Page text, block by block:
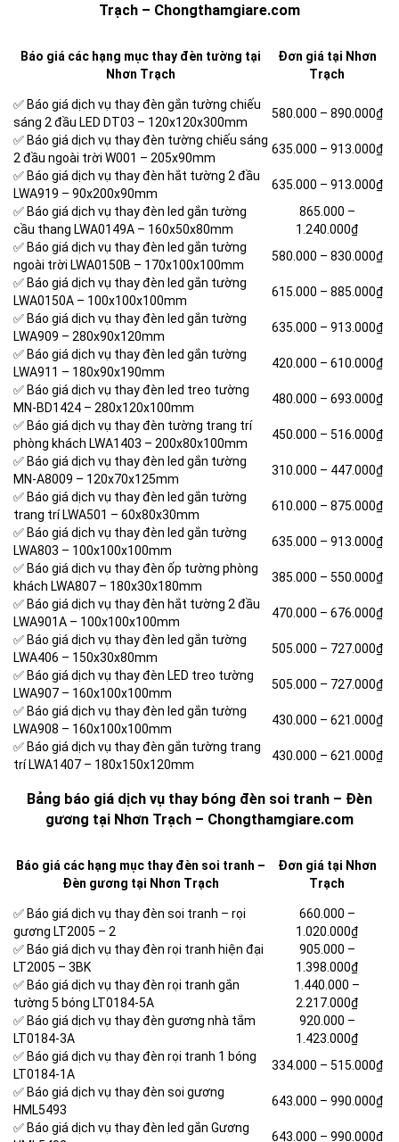
Trạch – Chongthamgiare.com
Báo giá các hạng mục thay đèn tường tại
Nhơn Trạch
Đơn giá tại Nhơn
Trạch
✅ Báo giá dịch vụ thay đèn gắn tường chiếu
sáng 2 đầu LED DT03 – 120x120x300mm
580.000 – 890.000₫
✅ Báo giá dịch vụ thay đèn tường chiếu sáng
2 đầu ngoài trời W001 – 205x90mm
635.000 – 913.000₫
✅ Báo giá dịch vụ thay đèn hắt tường 2 đầu
LWA919 – 90x200x90mm
635.000 – 913.000₫
✅ Báo giá dịch vụ thay đèn led gắn tường
cầu thang LWA0149A – 160x50x80mm
865.000 –
1.240.000₫
✅ Báo giá dịch vụ thay đèn led gắn tường
ngoài trời LWA0150B – 170x100x100mm
580.000 – 830.000₫
✅ Báo giá dịch vụ thay đèn led gắn tường
LWA0150A – 100x100x100mm
615.000 – 885.000₫
✅ Báo giá dịch vụ thay đèn led gắn tường
LWA909 – 280x90x120mm
635.000 – 913.000₫
✅ Báo giá dịch vụ thay đèn led gắn tường
LWA911 – 180x90x190mm
420.000 – 610.000₫
✅ Báo giá dịch vụ thay đèn led treo tường
MN-BD1424 – 280x120x100mm
480.000 – 693.000₫
✅ Báo giá dịch vụ thay đèn tường trang trí
phòng khách LWA1403 – 200x80x100mm
450.000 – 516.000₫
✅ Báo giá dịch vụ thay đèn led gắn tường
MN-A8009 – 120x70x125mm
310.000 – 447.000₫
✅ Báo giá dịch vụ thay đèn led gắn tường
trang trí LWA501 – 60x80x30mm
610.000 – 875.000₫
✅ Báo giá dịch vụ thay đèn led gắn tường
LWA803 – 100x100x100mm
635.000 – 913.000₫
✅ Báo giá dịch vụ thay đèn ốp tường phòng
khách LWA807 – 180x30x180mm
385.000 – 550.000₫
✅ Báo giá dịch vụ thay đèn hắt tường 2 đầu
LWA901A – 100x100x100mm
470.000 – 676.000₫
✅ Báo giá dịch vụ thay đèn led gắn tường
LWA406 – 150x30x80mm
505.000 – 727.000₫
✅ Báo giá dịch vụ thay đèn LED treo tường
LWA907 – 160x100x100mm
505.000 – 727.000₫
✅ Báo giá dịch vụ thay đèn led gắn tường
LWA908 – 160x100x100mm
430.000 – 621.000₫
✅ Báo giá dịch vụ thay đèn gắn tường trang
trí LWA1407 – 180x150x120mm
430.000 – 621.000₫
Bảng báo giá dịch vụ thay bóng đèn soi tranh – Đèn
gương tại Nhơn Trạch – Chongthamgiare.com
Báo giá các hạng mục thay đèn soi tranh –
Đèn gương tại Nhơn Trạch
Đơn giá tại Nhơn
Trạch
✅ Báo giá dịch vụ thay đèn soi tranh – rọi
gương LT2005 – 2
660.000 –
1.020.000₫
✅ Báo giá dịch vụ thay đèn rọi tranh hiện đại
LT2005 – 3BK
905.000 –
1.398.000₫
✅ Báo giá dịch vụ thay đèn rọi tranh gắn
tường 5 bóng LT0184-5A
1.440.000 –
2.217.000₫
✅ Báo giá dịch vụ thay đèn gương nhà tắm
LT0184-3A
920.000 –
1.423.000₫
✅ Báo giá dịch vụ thay đèn rọi tranh 1 bóng
LT0184-1A
334.000 – 515.000₫
✅ Báo giá dịch vụ thay đèn soi gương
HML5493
643.000 – 990.000₫
✅ Báo giá dịch vụ thay đèn led gắn Gương
643.000 – 990.000₫